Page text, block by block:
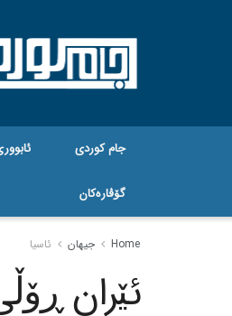
جام کوردی
گۆڤاره‌کان
Home جیهان ئاسیا
ئێران